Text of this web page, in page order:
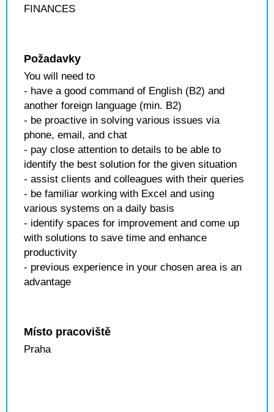
FINANCES
Požadavky
You will need to
- have a good command of English (B2) and
another foreign language (min. B2)
- be proactive in solving various issues via
phone, email, and chat
- pay close attention to details to be able to
identify the best solution for the given situation
- assist clients and colleagues with their queries
- be familiar working with Excel and using
various systems on a daily basis
- identify spaces for improvement and come up
with solutions to save time and enhance
productivity
- previous experience in your chosen area is an
advantage
Místo pracoviště
Praha